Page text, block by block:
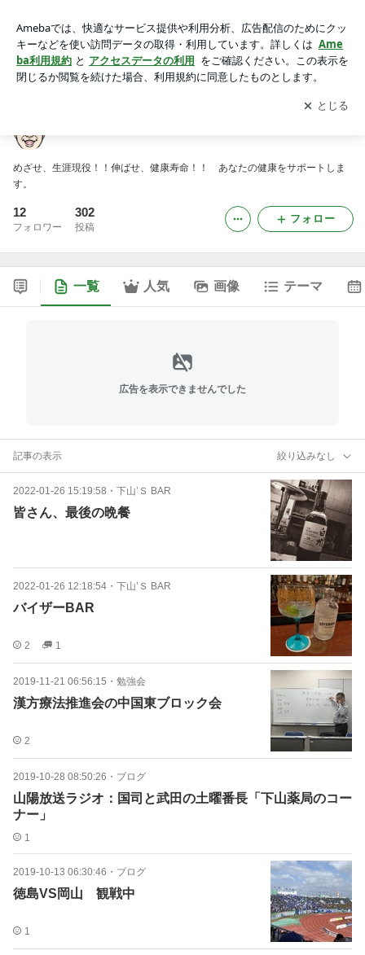
アプリをダウンロードして ブログの更新通知
を受け取りまし
ょう。
開く
めざせ、生涯現役！！伸ばせ、健康寿命！！ あなたの健康をサポートしま
す。
12
フォロワー
302
投稿
フォロー
一覧 人気 画像 テーマ
広告を表示できませんでした
記事の表示 絞り込みなし
2022-01-26 15:19:58 ・ 下山’Ｓ BAR
皆さん、最後の晩餐
2022-01-26 12:18:54 ・ 下山’Ｓ BAR
バイザーBAR
2 1
2019-11-21 06:56:15 ・ 勉強会
漢方療法推進会の中国東ブロック会
2
2019-10-28 08:50:26 ・ ブログ
山陽放送ラジオ：国司と武田の土曜番長「下山薬局のコー
ナー」
1
2019-10-13 06:30:46 ・ ブログ
徳島VS岡山 観戦中
1